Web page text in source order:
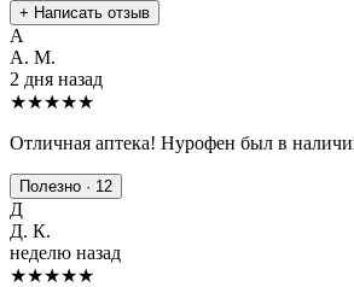
+ Написать отзыв
А
А. М.
2 дня назад
★★★★★
Отличная аптека! Нурофен был в
Полезно · 12
Д
Д. К.
неделю назад
★★★★★